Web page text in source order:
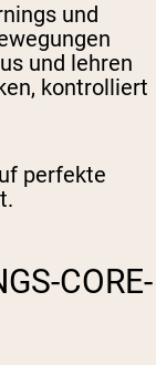
und
und lehren
kontrolliert
perfekte
CORE-